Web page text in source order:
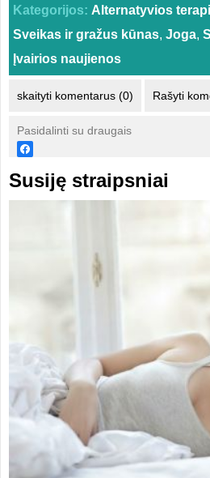
Kategorijos: Alternatyvios
Sveikas ir gražus kūnas, Joga,
Įvairios naujienos
skaityti komentarus (0) Rašyti
Pasidalinti su draugais
Susiję straipsniai